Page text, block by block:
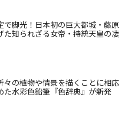
で脚光！日本初の巨大都城・藤原
た知られざる女帝・持統天皇の凄
々の植物や情景を描くことに相応
た水彩色鉛筆『色辞典』が新発